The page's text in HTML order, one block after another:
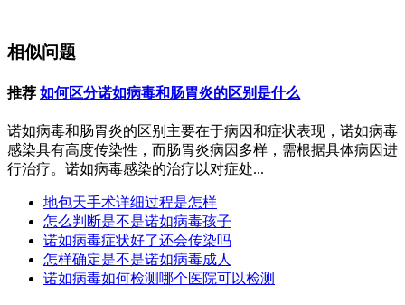
相似问题
推荐 如何区分诺如病毒和肠胃炎的区别是什么
诺如病毒和肠胃炎的区别主要在于病因和症状表现，诺如病毒
感染具有高度传染性，而肠胃炎病因多样，需根据具体病因进
行治疗。诺如病毒感染的治疗以对症处...
地包天手术详细过程是怎样
怎么判断是不是诺如病毒孩子
诺如病毒症状好了还会传染吗
怎样确定是不是诺如病毒成人
诺如病毒如何检测哪个医院可以检测